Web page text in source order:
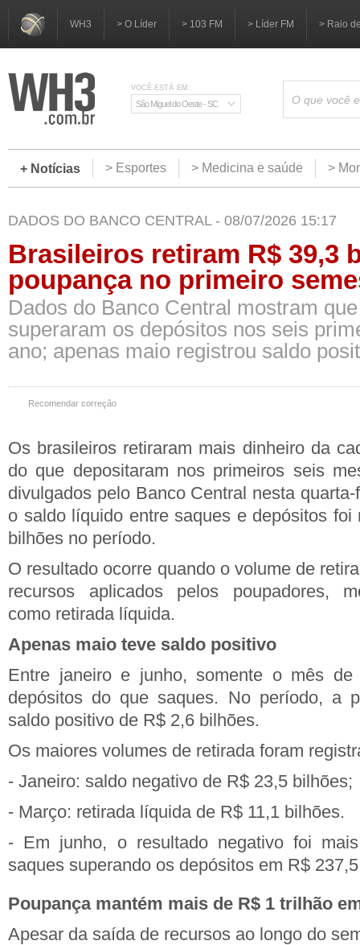
WH3 > O Líder > 103 FM > Líder FM > Raio
VOCÊ ESTÁ EM:
São Miguel do Oeste - SC
+ Notícias > Esportes > Medicina e saúde >
DADOS DO BANCO CENTRAL - 08/07/2026 15:17
Brasileiros retiram R$ 39,3
poupança no primeiro
Dados do Banco Central mostram
superaram os depósitos nos seis
ano; apenas maio registrou saldo
Recomendar correção
Os brasileiros retiraram mais dinheiro da
do que depositaram nos primeiros seis
divulgados pelo Banco Central nesta
o saldo líquido entre saques e depósitos foi
bilhões no período.
O resultado ocorre quando o volume de
recursos aplicados pelos poupadores,
como retirada líquida.
Apenas maio teve saldo positivo
Entre janeiro e junho, somente o mês de
depósitos do que saques. No período, a
saldo positivo de R$ 2,6 bilhões.
Os maiores volumes de retirada foram
- Janeiro: saldo negativo de R$ 23,5 bilhões;
- Março: retirada líquida de R$ 11,1 bilhões.
- Em junho, o resultado negativo foi
saques superando os depósitos em R$
Poupança mantém mais de R$ 1 trilhão
Apesar da saída de recursos ao longo do